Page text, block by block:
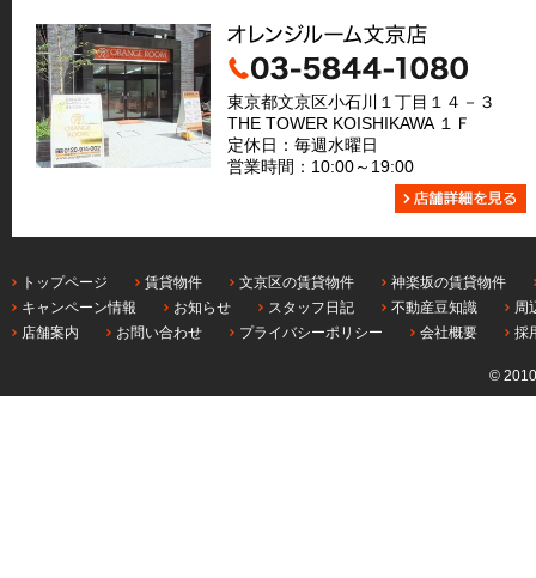
東京都文京区小石川１丁目１４－３
THE TOWER KOISHIKAWA １Ｆ
定休日：毎週水曜日
営業時間：10:00～19:00
トップページ 賃貸物件 文京区の賃貸物件
神楽坂の賃貸物件
キャンペーン情報
お知らせ スタッフ日記 不動産豆知識
周
店舗案内
お問い合わせ プライバシーポリシー 会社概要 採
©